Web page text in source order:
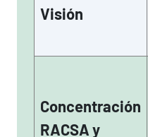
Visión
Concentración
RACSA y